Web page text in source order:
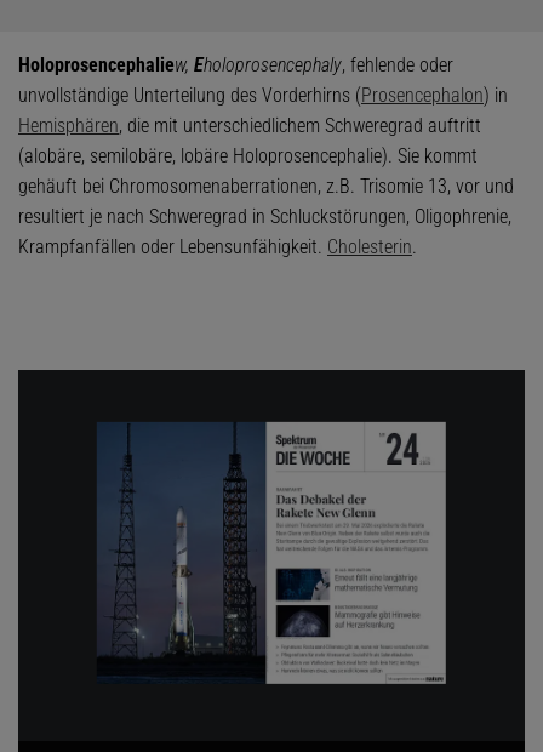
Holoprosencephaliew, Eholoprosencephaly, fehlende oder
unvollständige Unterteilung des Vorderhirns (Prosencephalon) in
Hemisphären, die mit unterschiedlichem Schweregrad auftritt
(alobäre, semilobäre, lobäre Holoprosencephalie). Sie kommt
gehäuft bei Chromosomenaberrationen, z.B. Trisomie 13, vor und
resultiert je nach Schweregrad in Schluckstörungen, Oligophrenie,
Krampfanfällen oder Lebensunfähigkeit. Cholesterin.